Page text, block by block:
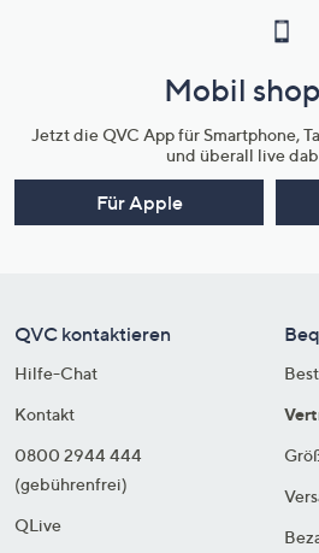
Mobil
Jetzt die QVC App für Smartphone,
und überall live
Für Apple
QVC kontaktieren
Hilfe-Chat
Kontakt
0800 2944 444
(gebührenfrei)
QLive